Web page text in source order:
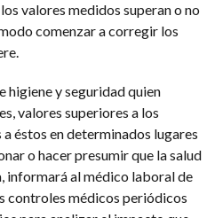
valores medidos superan o no
comenzar a corregir los
higiene y seguridad quien
valores superiores a los
éstos en determinados lugares
o hacer presumir que la salud
informará al médico laboral de
controles médicos periódicos